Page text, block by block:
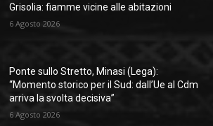
Grisolia: fiamme vicine alle abitazioni
6 Agosto 2026
Ponte sullo Stretto, Minasi (Lega):
“Momento storico per il Sud: dall’Ue al Cdm
arriva la svolta decisiva”
6 Agosto 2026